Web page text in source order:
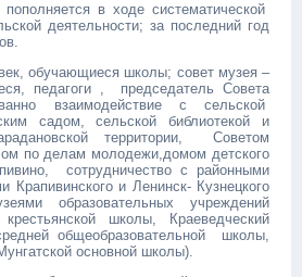
в ходе систематической
деятельности; за последний год
обучающиеся школы; совет музея –
педагоги , председатель Совета
взаимодействие с сельской
садом, сельской библиотекой и
территории, Советом
по делам молодежи,домом детского
сотрудничество с районными
Крапивинского и Ленинск- Кузнецкого
образовательных учреждений
школы, Краеведческий
общеобразовательной школы,
основной школы).